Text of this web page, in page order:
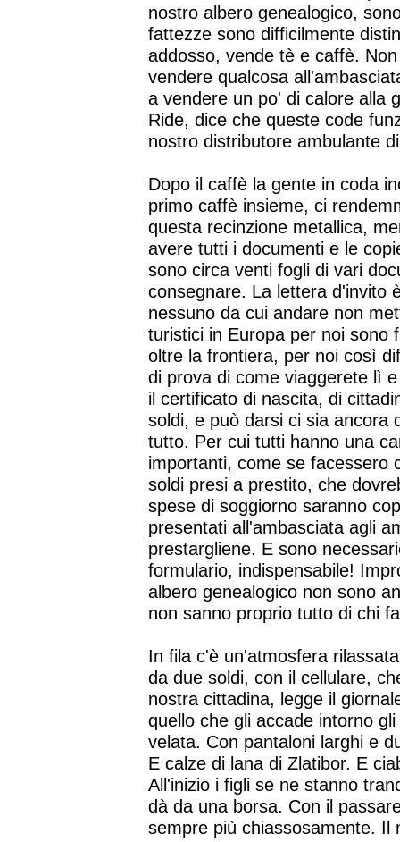
nostro albero genealogico,
fattezze sono difficilmente
addosso, vende tè e caffè.
vendere qualcosa
a vendere un po' di calore alla
Ride, dice che queste code
nostro distributore ambulante
Dopo il caffè la gente in coda
primo caffè insieme, ci
questa recinzione metallica,
avere tutti i documenti e le
sono circa venti fogli di vari
consegnare. La lettera d'invito
nessuno da cui andare non
turistici in Europa per noi sono
oltre la frontiera, per noi così
di prova di come viaggerete lì
il certificato di nascita, di
soldi, e può darsi ci sia ancora
tutto. Per cui tutti hanno una
importanti, come se facessero
soldi presi a prestito, che
spese di soggiorno saranno
presentati all'ambasciata agli
prestargliene. E sono
formulario, indispensabile!
albero genealogico non sono
non sanno proprio tutto di chi
In fila c'è un'atmosfera
da due soldi, con il cellulare,
nostra cittadina, legge il
quello che gli accade intorno
velata. Con pantaloni larghi e
E calze di lana di Zlatibor. E
All'inizio i figli se ne stanno
dà da una borsa. Con il
sempre più chiassosamente. Il